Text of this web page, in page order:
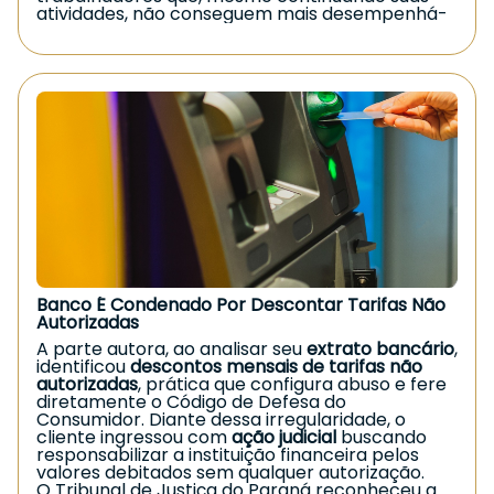
atividades, não conseguem mais desempenhá-
las com a mesma eficiência devido às limitações
deixadas pelo acidente.
Requisitos para receber o Auxílio-
Acidente
Para ter direito ao benefício, o segurado
Ter sofrido acidente de qualquer natureza
Inclui acidentes de trabalho, domésticos, de
trânsito ou qualquer evento que gere lesão.
Apresentar redução permanente da
capacidade de trabalho
A sequela deve ser definitiva e impactar o
desempenho da atividade habitual, ainda que de
forma parcial.
📌Estar na condição de segurado do INSS na
data do acidente
É necessário manter a qualidade de segurado
no momento do evento que causou a lesão.
Valor do benefício
Oauxílio-acidentecorresponde a50% do salário
de benefícioque serviu de referência para o
auxílio por incapacidade temporária (o antigo
Banco É Condenado Por Descontar Tarifas Não
Autorizadas
A parte autora, ao analisar seuextrato bancário,
identificoudescontos mensais de tarifas não
autorizadas, prática que configura abuso e fere
diretamente o Código de Defesa do
Consumidor. Diante dessa irregularidade, o
cliente ingressou comação judicial buscando
responsabilizar a instituição financeira pelos
valores debitados sem qualquer autorização.